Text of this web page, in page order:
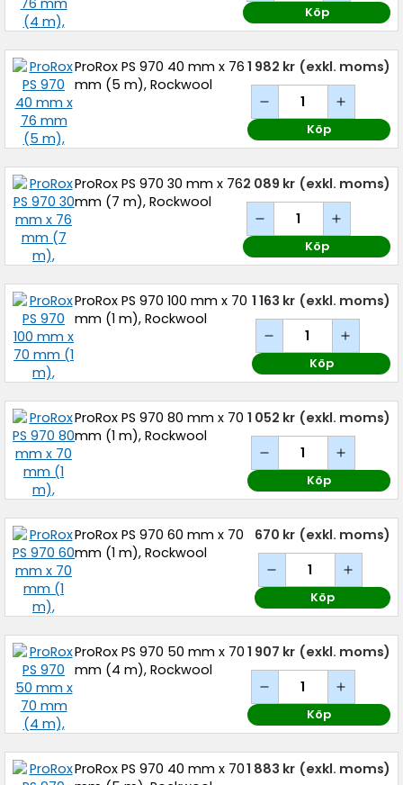
Köp
ProRox PS 970 40 mm x 76
mm (5 m), Rockwool
1 982 kr (exkl. moms)
Köp
ProRox PS 970 30 mm x 76
mm (7 m), Rockwool
2 089 kr (exkl. moms)
Köp
ProRox PS 970 100 mm x 70
mm (1 m), Rockwool
1 163 kr (exkl. moms)
Köp
ProRox PS 970 80 mm x 70
mm (1 m), Rockwool
1 052 kr (exkl. moms)
Köp
ProRox PS 970 60 mm x 70
mm (1 m), Rockwool
670 kr (exkl. moms)
Köp
ProRox PS 970 50 mm x 70
mm (4 m), Rockwool
1 907 kr (exkl. moms)
Köp
ProRox PS 970 40 mm x 701 883 kr (exkl. moms)